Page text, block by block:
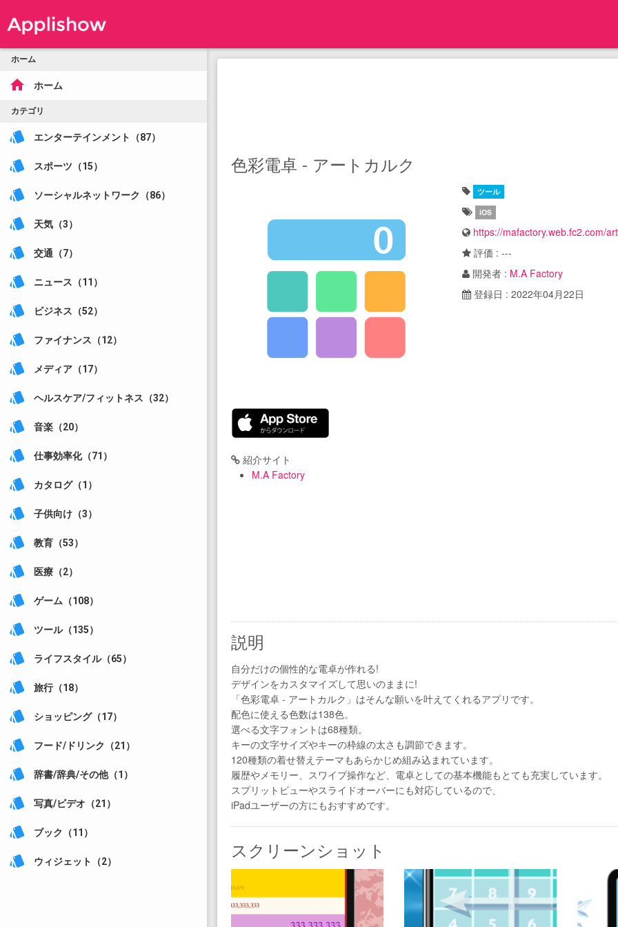
ホーム
home ホーム
カテゴリ
style エンターテインメント（87）
style スポーツ（15）
style ソーシャルネットワーク（86）
style 天気（3）
style 交通（7）
style ニュース（11）
style ビジネス（52）
style ファイナンス（12）
style メディア（17）
style ヘルスケア/フィットネス（32）
style 音楽（20）
style 仕事効率化（71）
style カタログ（1）
style 子供向け（3）
style 教育（53）
style 医療（2）
style ゲーム（108）
style ツール（135）
style ライフスタイル（65）
style 旅行（18）
style ショッピング（17）
style フード/ドリンク（21）
style 辞書/辞典/その他（1）
style 写真/ビデオ（21）
style ブック（11）
style ウィジェット（2）
色彩電卓 - アートカルク
ツール
iOS
https://mafactory.web.fc2.com/
評価 : ---
開発者 : M.A Factory
登録日 : 2022年04月22日
紹介サイト
M.A Factory
説明
自分だけの個性的な電卓が作れる!
デザインをカスタマイズして思いのままに!
「色彩電卓 - アートカルク」はそんな願いを叶えてくれるアプリです。
配色に使える色数は138色。
選べる文字フォントは68種類。
キーの文字サイズやキーの枠線の太さも調節できます。
120種類の着せ替えテーマもあらかじめ組み込まれています。
履歴やメモリー、スワイプ操作など、電卓としての基本機能もとても充実しています。
スプリットビューやスライドオーバーにも対応しているので、
iPadユーザーの方にもおすすめです。
スクリーンショット